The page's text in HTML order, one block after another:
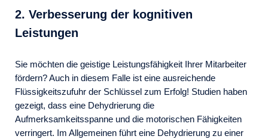
2. Verbesserung der kognitiven
Leistungen
Sie möchten die geistige Leistungsfähigkeit Ihrer Mitarbeiter
fördern? Auch in diesem Falle ist eine ausreichende
Flüssigkeitszufuhr der Schlüssel zum Erfolg! Studien haben
gezeigt, dass eine Dehydrierung die
Aufmerksamkeitsspanne und die motorischen Fähigkeiten
verringert. Im Allgemeinen führt eine Dehydrierung zu einer